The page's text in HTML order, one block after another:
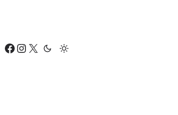
要
Facebook Instagram X